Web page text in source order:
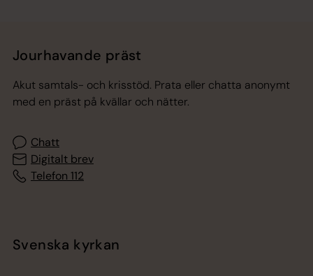
Jourhavande präst
Akut samtals- och krisstöd. Prata eller chatta anonymt
med en präst på kvällar och nätter.
Chatt
Digitalt brev
Telefon 112
Svenska kyrkan